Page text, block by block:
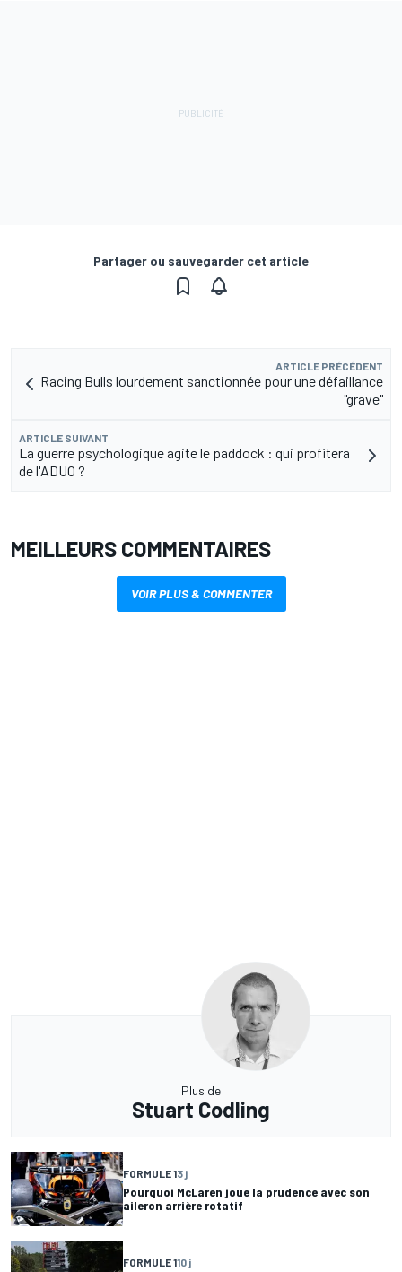
Partager ou sauvegarder cet article
ARTICLE PRÉCÉDENT
Racing Bulls lourdement sanctionnée pour une défaillance
"grave"
ARTICLE SUIVANT
La guerre psychologique agite le paddock : qui profitera
de l'ADUO ?
MEILLEURS COMMENTAIRES
VOIR PLUS & COMMENTER
Plus de
Stuart Codling
FORMULE 13 j
Pourquoi McLaren joue la prudence avec son
aileron arrière rotatif
FORMULE 110 j